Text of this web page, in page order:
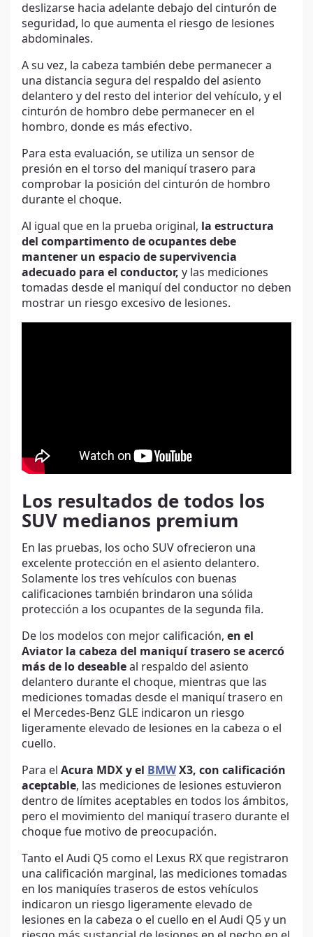
deslizarse hacia adelante debajo del cinturón de
seguridad, lo que aumenta el riesgo de lesiones
abdominales.
A su vez, la cabeza también debe permanecer a
una distancia segura del respaldo del asiento
delantero y del resto del interior del vehículo, y el
cinturón de hombro debe permanecer en el
hombro, donde es más efectivo.
Para esta evaluación, se utiliza un sensor de
presión en el torso del maniquí trasero para
comprobar la posición del cinturón de hombro
durante el choque.
Al igual que en la prueba original,
la estructura
del compartimento de ocupantes debe
mantener un espacio de supervivencia
adecuado para el conductor, y las mediciones
tomadas desde el maniquí del conductor no deben
mostrar un riesgo excesivo de lesiones.
Los resultados de todos los
SUV medianos premium
En las pruebas, los ocho SUV ofrecieron una
excelente protección en el asiento delantero.
Solamente los tres vehículos con buenas
calificaciones también brindaron una sólida
protección a los ocupantes de la segunda fila.
De los modelos con mejor calificación, en el
Aviator la cabeza del maniquí trasero se acercó
más de lo deseable al respaldo del asiento
delantero durante el choque, mientras que las
mediciones tomadas desde el maniquí trasero en
el Mercedes-Benz GLE indicaron un riesgo
ligeramente elevado de lesiones en la cabeza o el
cuello.
Para el Acura MDX y el BMW X3, con calificación
aceptable, las mediciones de lesiones estuvieron
dentro de límites aceptables en todos los ámbitos,
pero el movimiento del maniquí trasero durante el
choque fue motivo de preocupación.
Tanto el Audi Q5 como el Lexus RX que registraron
una calificación marginal, las mediciones tomadas
en los maniquíes traseros de estos vehículos
indicaron un riesgo ligeramente elevado de
lesiones en la cabeza o el cuello en el Audi Q5 y ​​un